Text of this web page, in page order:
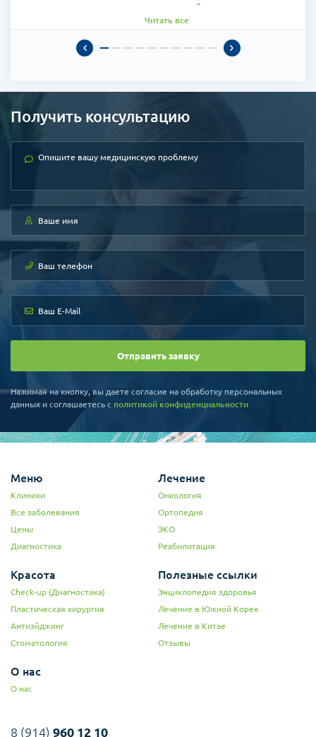
мозга, церебральные
артериовенозные
артерий, гидроцефалия,
опухоли головного мозга,
множества научных обществ, в
внутривенной хирургии, нейро-
Читать все
Получить консультацию
Отправить заявку
Нажимая на кнопку, вы даете согласие на обработку персональных
данных и соглашаетесь c политикой конфиденциальности
Меню
Клиники
Все заболевания
Цены
Диагностика
Лечение
Онкология
Ортопедия
ЭКО
Реабилитация
Красота
Check-up (Диагностика)
Пластическая хирургия
Антиэйджинг
Стоматология
Полезные ссылки
Энциклопедия здоровья
Лечение в Южной Корее
Лечение в Китае
Отзывы
О нас
О нас
8 (914) 960 12 10